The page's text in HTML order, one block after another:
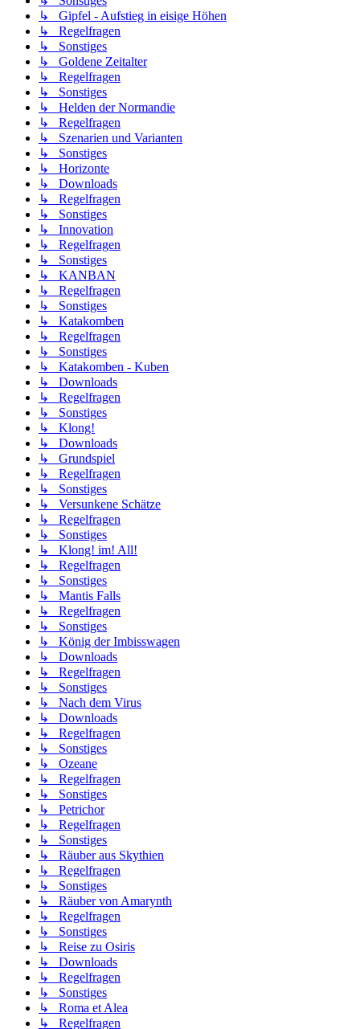
↳ Gipfel - Aufstieg in eisige Höhen
↳ Regelfragen
↳ Sonstiges
↳ Goldene Zeitalter
↳ Regelfragen
↳ Sonstiges
↳ Helden der Normandie
↳ Regelfragen
↳ Szenarien und Varianten
↳ Sonstiges
↳ Horizonte
↳ Downloads
↳ Regelfragen
↳ Sonstiges
↳ Innovation
↳ Regelfragen
↳ Sonstiges
↳ KANBAN
↳ Regelfragen
↳ Sonstiges
↳ Katakomben
↳ Regelfragen
↳ Sonstiges
↳ Katakomben - Kuben
↳ Downloads
↳ Regelfragen
↳ Sonstiges
↳ Klong!
↳ Downloads
↳ Grundspiel
↳ Regelfragen
↳ Sonstiges
↳ Versunkene Schätze
↳ Regelfragen
↳ Sonstiges
↳ Klong! im! All!
↳ Regelfragen
↳ Sonstiges
↳ Mantis Falls
↳ Regelfragen
↳ Sonstiges
↳ König der Imbisswagen
↳ Downloads
↳ Regelfragen
↳ Sonstiges
↳ Nach dem Virus
↳ Downloads
↳ Regelfragen
↳ Sonstiges
↳ Ozeane
↳ Regelfragen
↳ Sonstiges
↳ Petrichor
↳ Regelfragen
↳ Sonstiges
↳ Räuber aus Skythien
↳ Regelfragen
↳ Sonstiges
↳ Räuber von Amarynth
↳ Regelfragen
↳ Sonstiges
↳ Reise zu Osiris
↳ Downloads
↳ Regelfragen
↳ Sonstiges
↳ Roma et Alea
↳ Regelfragen